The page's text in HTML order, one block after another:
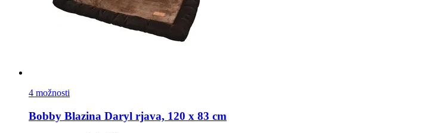
4 možnosti
Bobby Blazina Daryl rjava, 120 x 83 cm